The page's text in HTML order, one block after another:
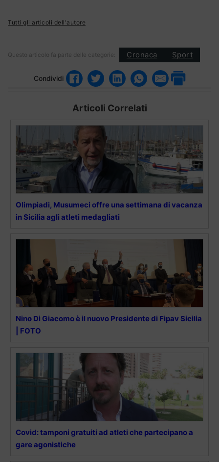
Tutti gli articoli dell'autore
Questo articolo fa parte delle categorie: Cronaca Sport
Condividi
Articoli Correlati
Olimpiadi, Musumeci offre una settimana di vacanza
in Sicilia agli atleti medagliati
Nino Di Giacomo è il nuovo Presidente di Fipav Sicilia
| FOTO
Covid: tamponi gratuiti ad atleti che partecipano a
gare agonistiche